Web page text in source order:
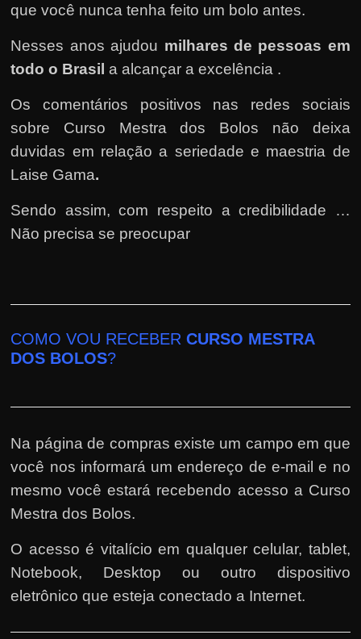
que você nunca tenha feito um bolo antes.
Nesses anos ajudou milhares de pessoas em
todo o Brasil a alcançar a excelência .
Os comentários positivos nas redes sociais
sobre Curso Mestra dos Bolos não deixa
duvidas em relação a seriedade e maestria de
Laise Gama.
Sendo assim, com respeito a credibilidade …
Não precisa se preocupar
COMO VOU RECEBERCURSO MESTRA
DOS BOLOS?
Na página de compras existe um campo em que
você nos informará um endereço de e-mail e no
mesmo você estará recebendo acesso a Curso
Mestra dos Bolos.
O acesso é vitalício em qualquer celular, tablet,
Notebook, Desktop ou outro dispositivo
eletrônico que esteja conectado a Internet.